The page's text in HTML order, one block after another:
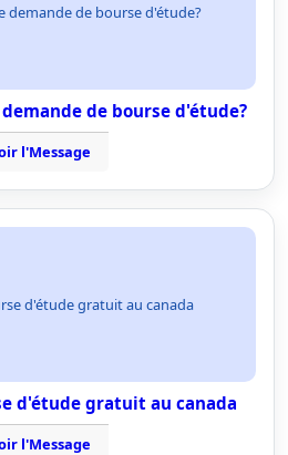
demande de bourse d'étude?
de bourse d'étude?
l'Message
d'étude gratuit au canada
d'étude gratuit au canada
l'Message